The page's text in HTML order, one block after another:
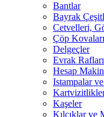
Bantlar
Bayrak
Cetvelleri,
Çöp Kovaları
Delgeçler
Evrak Rafları
Hesap
Istampalar
Kaşeler
Kılçıklar ve